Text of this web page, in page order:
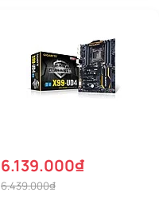
6.139.000₫
6.439.000₫